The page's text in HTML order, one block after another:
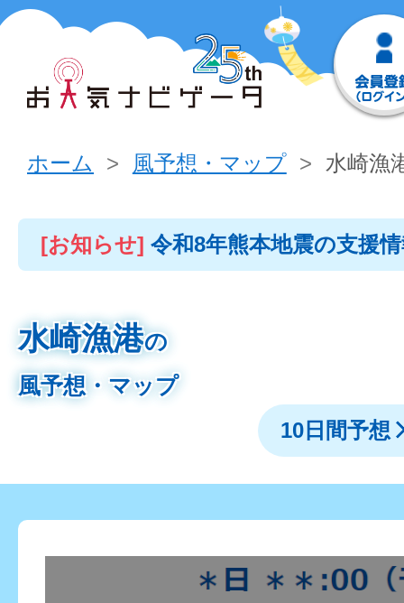
ホーム 風予想・マップ 水崎漁
[お知らせ] 令和8年熊本地震の支援
水崎漁港の
風予想・マップ
10日間予想